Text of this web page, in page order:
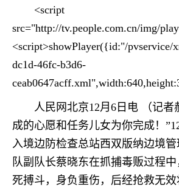
<script
src="http://tv.people.com.cn/img/
<script>showPlayer({id:"/pvservice/
dc1d-46fc-b3d6-
人民网北京12月6日电 （记者
成的心愿和任务儿女为你完成！
入境边防检查总站西双版纳边境
队副队长蔡晓东在抓捕毒贩过程
死搏斗，身负重伤，后经抢救无